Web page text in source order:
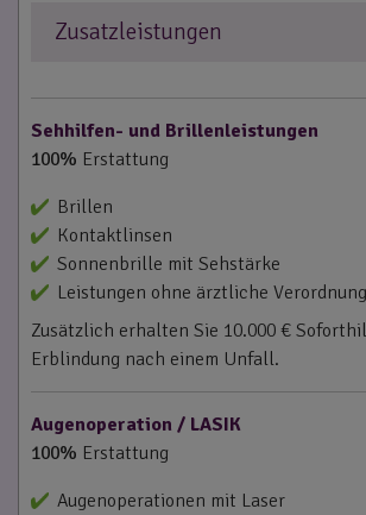
Zusatzleistungen
Sehhilfen- und Brillenleistungen
100% Erstattung
Brillen
Kontaktlinsen
Sonnenbrille mit Sehstärke
Leistungen ohne ärztliche Verordnung
Zusätzlich erhalten Sie 10.000 €
Erblindung nach einem Unfall.
Augenoperation / LASIK
100% Erstattung
Augenoperationen mit Laser